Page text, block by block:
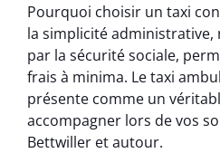
Pourquoi choisir un taxi
la simplicité administrative,
par la sécurité sociale,
frais à minima. Le taxi
présente comme un
accompagner lors de vos
Bettwiller et autour.